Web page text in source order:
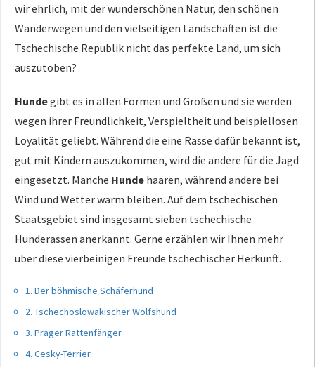
wir ehrlich, mit der wunderschönen Natur, den schönen
Wanderwegen und den vielseitigen Landschaften ist die
Tschechische Republik nicht das perfekte Land, um sich
auszutoben?
Hundegibt es in allen Formen und Größen und sie werden
wegen ihrer Freundlichkeit, Verspieltheit und beispiellosen
Loyalität geliebt. Während die eine Rasse dafür bekannt ist,
gut mit Kindern auszukommen, wird die andere für die Jagd
eingesetzt. Manche Hunde haaren, während andere bei
Wind und Wetter warm bleiben. Auf dem tschechischen
Staatsgebiet sind insgesamt sieben tschechische
Hunderassen anerkannt. Gerne erzählen wir Ihnen mehr
über diese vierbeinigen Freunde tschechischer Herkunft.
1. Der böhmische Schäferhund
2. Tschechoslowakischer Wolfshund
3. Prager Rattenfänger
4. Cesky-Terrier